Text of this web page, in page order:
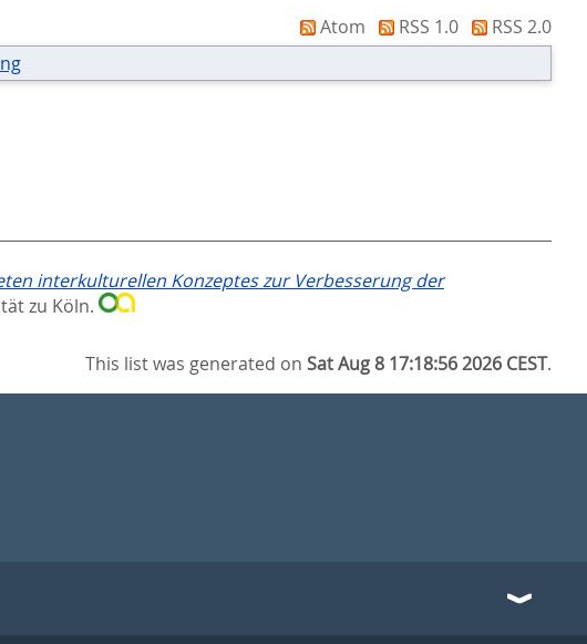
Atom RSS 1.0
RSS 2.0
interkulturellen Konzeptes zur Verbesserung der
zu Köln.
This list was generated onSat Aug 8 17:18:56 2026 CEST.